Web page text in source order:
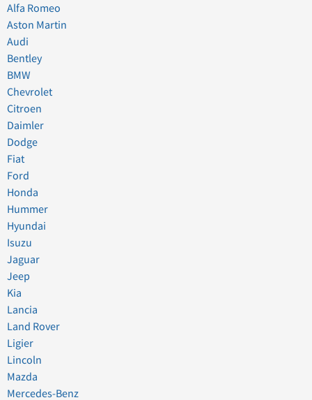
Alfa Romeo
Aston Martin
Audi
Bentley
BMW
Chevrolet
Citroen
Daimler
Dodge
Fiat
Ford
Honda
Hummer
Hyundai
Isuzu
Jaguar
Jeep
Kia
Lancia
Land Rover
Ligier
Lincoln
Mazda
Mercedes-Benz